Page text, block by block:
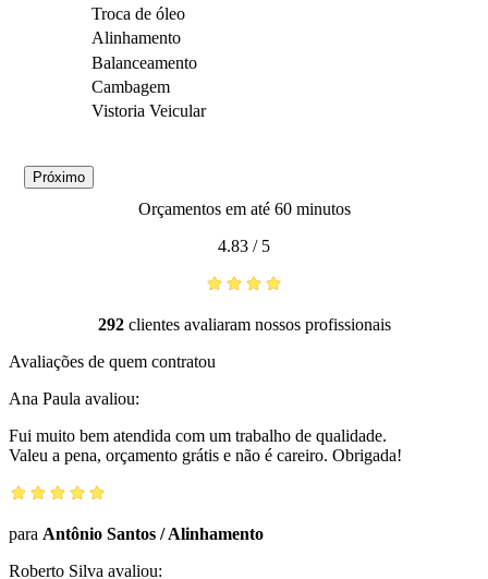
Troca de óleo
Alinhamento
Balanceamento
Cambagem
Vistoria Veicular
Próximo
Orçamentos em até 60 minutos
4.83 / 5
292clientes avaliaram nossos profissionais
Avaliações de quem contratou
Ana Paula avaliou:
Fui muito bem atendida com um trabalho de qualidade.
Valeu a pena, orçamento grátis e não é careiro. Obrigada!
para Antônio Santos /Alinhamento
Roberto Silva avaliou: